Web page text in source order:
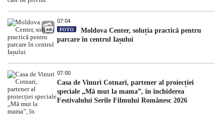
07:04
FOTO
Moldova Center, soluția practică pentru
parcare în centrul Iașului
07:00
Casa de Vinuri Cotnari, partener al proiecției
speciale „Mă mut la mama”, în închiderea
Festivalului Serile Filmului Românesc 2026